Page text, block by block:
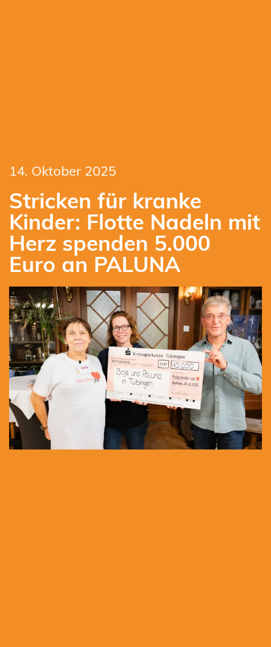
14. Oktober 2025
Stricken für kranke
Kinder: Flotte Nadeln mit
Herz spenden 5.000
Euro an PALUNA